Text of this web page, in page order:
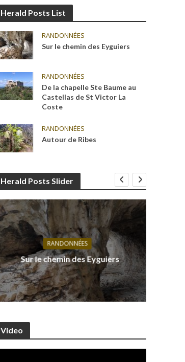
Herald Posts List
RANDONNÉES
Sur le chemin des Eyguiers
RANDONNÉES
De la chapelle Ste Baume au
Castellas de St Victor La
Coste
RANDONNÉES
Autour de Ribes
Herald Posts Slider
RANDONNÉES
Sur le chemin des Eyguiers
Video